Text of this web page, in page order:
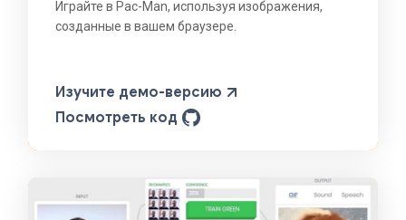
Играйте в Pac-Man, используя изображения,
созданные в вашем браузере.
Изучите демо-версию
Посмотреть код